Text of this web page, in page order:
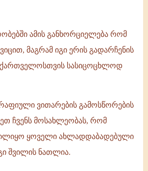
ამის განხორციელება რომ
მაგრამ იგი ერის გადარჩენის
სასიცოცხლოდ
ვითარების გამოსწორების
ჩვენს მოსახლეობას, რომ
ყოველი ახლადდაბადებული
შვილის ნათლია.